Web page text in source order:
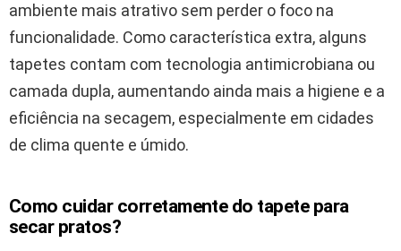
ambiente mais atrativo sem perder o foco na
funcionalidade. Como característica extra, alguns
tapetes contam com tecnologia antimicrobiana ou
camada dupla, aumentando ainda mais a higiene e a
eficiência na secagem, especialmente em cidades
de clima quente e úmido.
Como cuidar corretamente do tapete para
secar pratos?